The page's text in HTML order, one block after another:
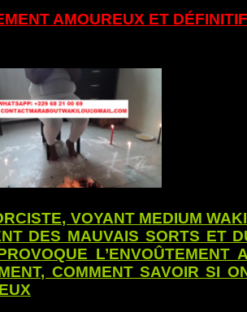
AMOUREUX ET
VOYANT MEDIUM
DES MAUVAIS SORTS ET
L’ENVOÛTEMENT
COMMENT SAVOIR SI